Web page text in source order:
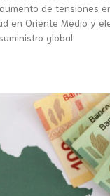
de tensiones
en Oriente Medio y
global.